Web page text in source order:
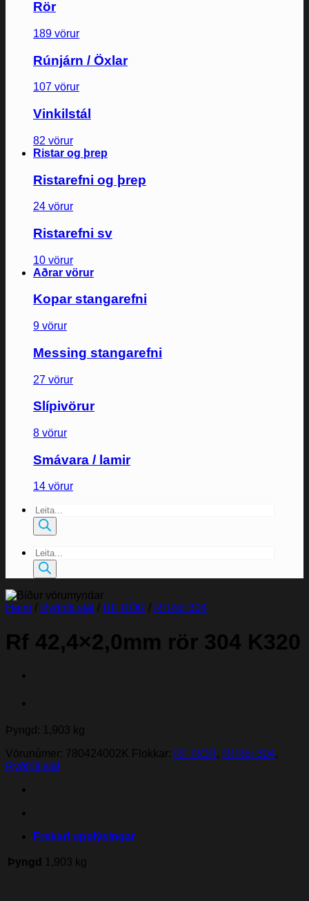
Rör
189 vörur
Rúnjárn / Öxlar
107 vörur
Vinkilstál
82 vörur
Ristar og þrep
Ristarefni og þrep
24 vörur
Ristarefni sv
10 vörur
Aðrar vörur
Kopar stangarefni
9 vörur
Messing stangarefni
27 vörur
Slípivörur
8 vörur
Smávara / lamir
14 vörur
Products
search
Products
search
Heim / Ryðfrítt stál / RF RÖR / Rf Rör 304
Rf 42,4×2,0mm rör 304 K320
Þyngd: 1,903 kg
Vörunúmer: 780424002K Flokkar: RF RÖR, Rf Rör 304,
Ryðfrítt stál
Frekari upplýsingar
Þyngd 1,903 kg